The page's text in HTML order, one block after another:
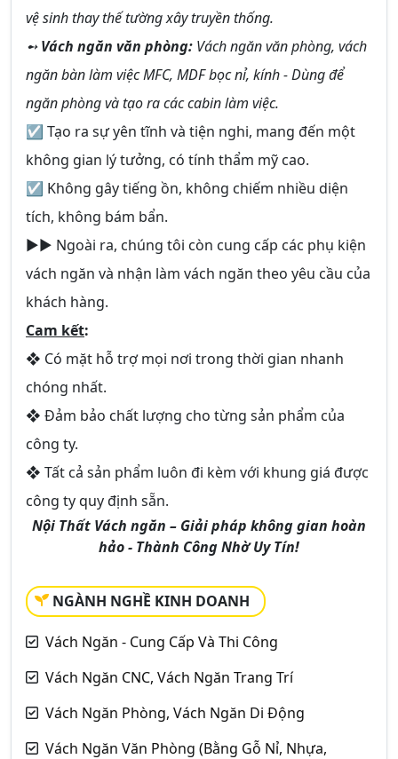
vệ sinh thay thế tường xây truyền thống.
➻Vách ngăn văn phòng: Vách ngăn văn phòng, vách
ngăn bàn làm việc MFC, MDF bọc nỉ, kính - Dùng để
ngăn phòng và tạo ra các cabin làm việc.
☑ Tạo ra sự yên tĩnh và tiện nghi, mang đến một
không gian lý tưởng, có tính thẩm mỹ cao.
☑ Không gây tiếng ồn, không chiếm nhiều diện
tích, không bám bẩn.
►► Ngoài ra, chúng tôi còn cung cấp các phụ kiện
vách ngăn và nhận làm vách ngăn theo yêu cầu của
khách hàng.
Cam kết:
❖ Có mặt hỗ trợ mọi nơi trong thời gian nhanh
chóng nhất.
❖ Đảm bảo chất lượng cho từng sản phẩm của
công ty.
❖ Tất cả sản phẩm luôn đi kèm với khung giá được
công ty quy định sẵn.
Nội Thất Vách ngăn – Giải pháp không gian hoàn
hảo - Thành Công Nhờ Uy Tín!
NGÀNH NGHỀ KINH DOANH
Vách Ngăn - Cung Cấp Và Thi Công
Vách Ngăn CNC, Vách Ngăn Trang Trí
Vách Ngăn Phòng, Vách Ngăn Di Động
Vách Ngăn Văn Phòng (Bằng Gỗ Nỉ, Nhựa,